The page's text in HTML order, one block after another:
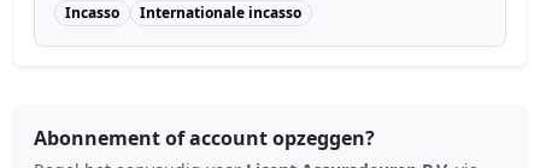
Incasso Internationale incasso
Abonnement of account opzeggen?